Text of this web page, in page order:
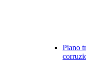
Piano